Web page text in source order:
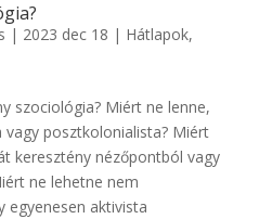
| 2023 dec 18 | Hátlapok,
szociológia? Miért ne lenne,
posztkolonialista? Miért
keresztény nézőpontból vagy
ne lehetne nem
egyenesen aktivista